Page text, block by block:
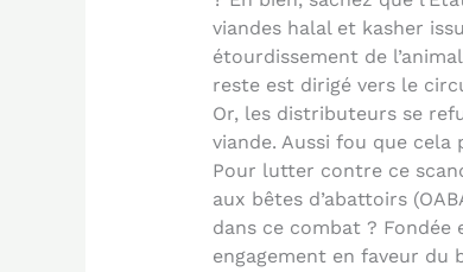
viandes halal et kasher
étourdissement de
reste est dirigé vers le
Or, les distributeurs se
viande. Aussi fou que
Pour lutter contre ce
aux bêtes d’abattoirs
dans ce combat ? Fondée
engagement en faveur du
y
a
dans
notre
assiette
!